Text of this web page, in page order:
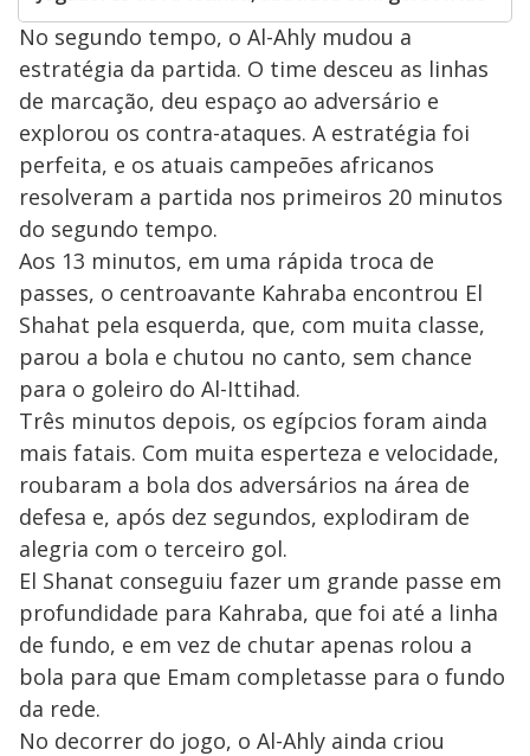
No segundo tempo, o Al-Ahly mudou a
estratégia da partida. O time desceu as linhas
de marcação, deu espaço ao adversário e
explorou os contra-ataques. A estratégia foi
perfeita, e os atuais campeões africanos
resolveram a partida nos primeiros 20 minutos
do segundo tempo.
Aos 13 minutos, em uma rápida troca de
passes, o centroavante Kahraba encontrou El
Shahat pela esquerda, que, com muita classe,
parou a bola e chutou no canto, sem chance
para o goleiro do Al-Ittihad.
Três minutos depois, os egípcios foram ainda
mais fatais. Com muita esperteza e velocidade,
roubaram a bola dos adversários na área de
defesa e, após dez segundos, explodiram de
alegria com o terceiro gol.
El Shanat conseguiu fazer um grande passe em
profundidade para Kahraba, que foi até a linha
de fundo, e em vez de chutar apenas rolou a
bola para que Emam completasse para o fundo
da rede.
No decorrer do jogo, o Al-Ahly ainda criou